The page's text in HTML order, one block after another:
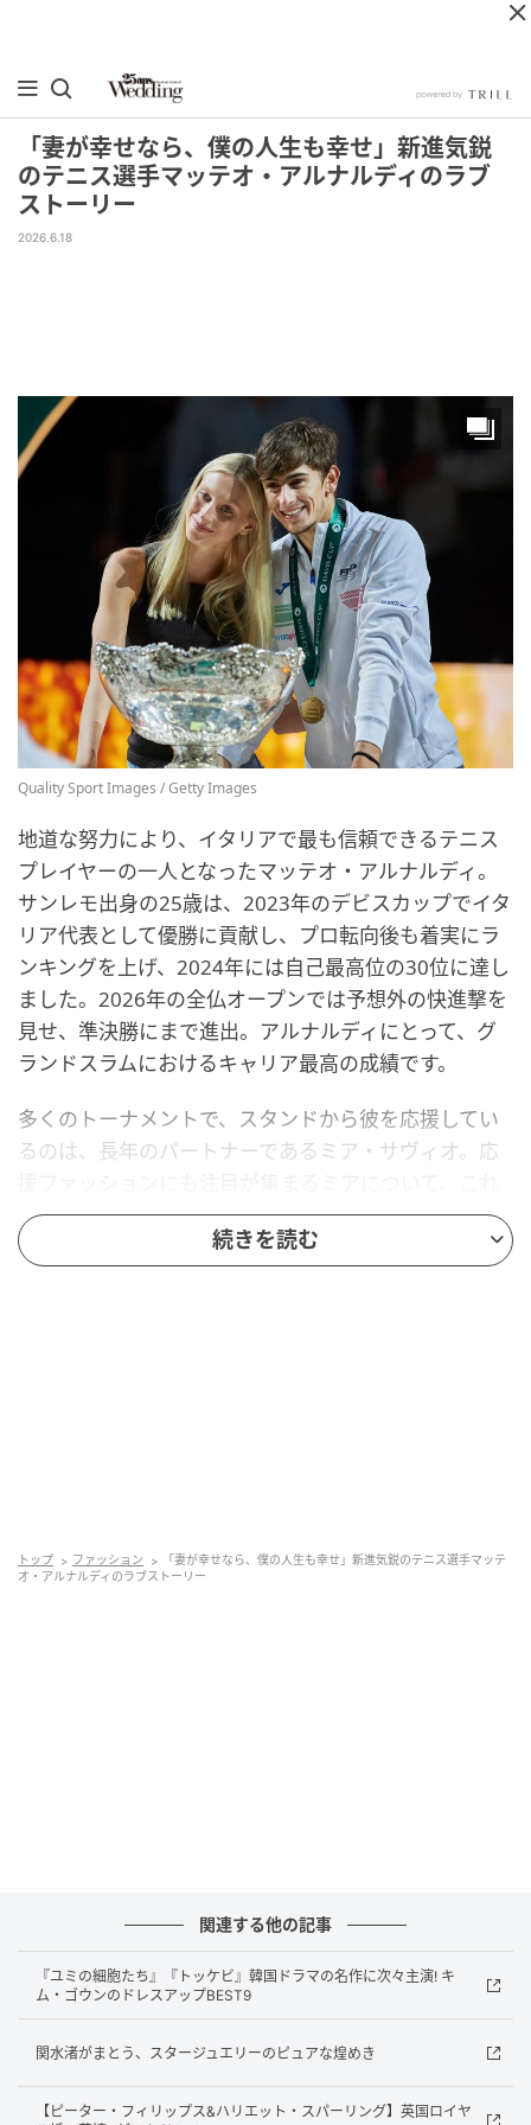
「妻が幸せなら、僕の人生も幸せ」新進気鋭
のテニス選手マッテオ・アルナルディのラブ
ストーリー
2026.6.18
Quality Sport Images / Getty Images
地道な努力により、イタリアで最も信頼できるテニス
プレイヤーの一人となったマッテオ・アルナルディ。
サンレモ出身の25歳は、2023年のデビスカップでイタ
リア代表として優勝に貢献し、プロ転向後も着実にラ
ンキングを上げ、2024年には自己最高位の30位に達し
ました。2026年の全仏オープンでは予想外の快進撃を
見せ、準決勝にまで進出。アルナルディにとって、グ
ランドスラムにおけるキャリア最高の成績です。
多くのトーナメントで、スタンドから彼を応援してい
るのは、長年のパートナーであるミア・サヴィオ。応
までに知られていることをご紹介します。
「僕たちは違う国に住んでいて、お互いとても遠く離
れていたので、すぐに一緒に住む必要があったんで
す」と、アルナルディは2026年の全仏オープン開幕時
にATPTour.comに語っています。
2025年9月に婚約した
続きを読む
トップ ファッション
「妻が幸せなら、僕の人生も幸せ」新進気鋭のテニス選手マッテ
オ・アルナルディのラブストーリー
関連する他の記事
『ユミの細胞たち』『トッケビ』韓国ドラマの名作に次々主演! キ
ム・ゴウンのドレスアップBEST9
関水渚がまとう、スタージュエリーのピュアな煌めき
【ピーター・フィリップス&ハリエット・スパーリング】英国ロイヤ